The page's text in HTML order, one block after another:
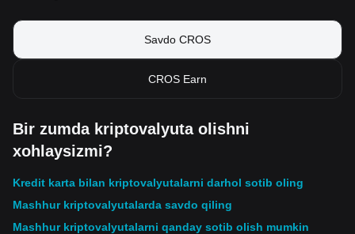
Savdo CROS
CROS Earn
Bir zumda kriptovalyuta olishni
xohlaysizmi?
Kredit karta bilan kriptovalyutalarni darhol sotib oling
Mashhur kriptovalyutalarda savdo qiling
Mashhur kriptovalyutalarni qanday sotib olish mumkin